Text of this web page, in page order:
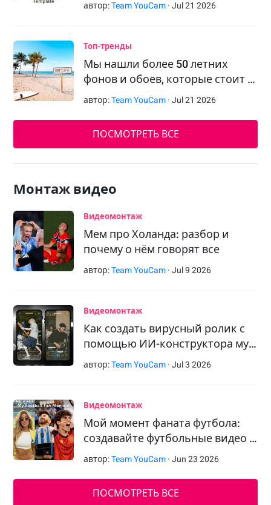
автор:Team YouCam ·Jul 21 2026
Топ-тренды
Мы нашли более 50 летних
фонов и обоев, которые стоит …
автор:Team YouCam ·Jul 21 2026
ПОСМОТРЕТЬ ВСЕ
Монтаж видео
Видеомонтаж
Мем про Холанда: разбор и
почему о нём говорят все
автор:Team YouCam ·Jul 9 2026
Видеомонтаж
Как создать вирусный ролик с
помощью ИИ-конструктора му…
автор:Team YouCam ·Jul 3 2026
Видеомонтаж
Мой момент фаната футбола:
создавайте футбольные видео …
автор:Team YouCam ·Jun 23 2026
ПОСМОТРЕТЬ ВСЕ